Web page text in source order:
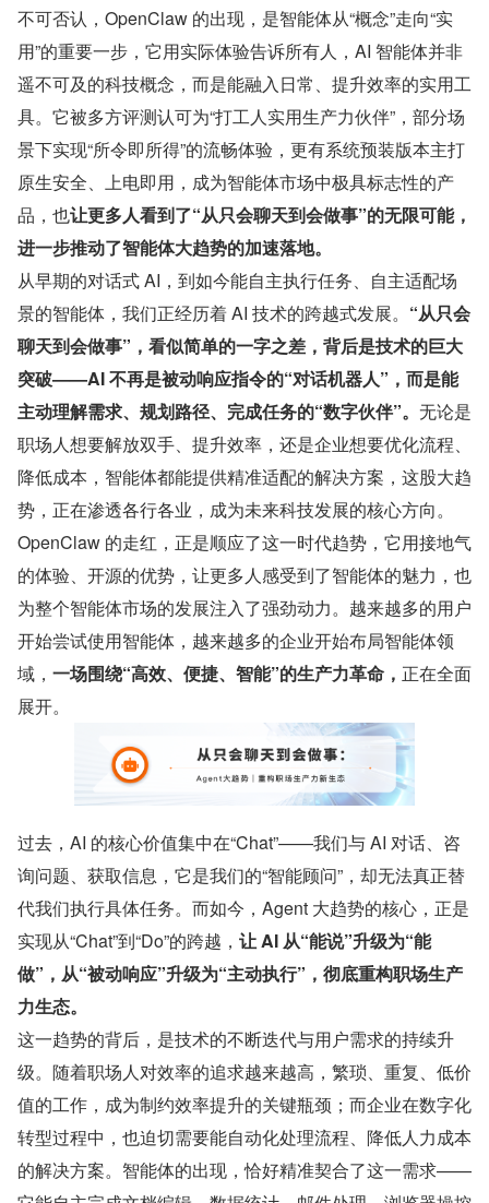
不可否认，OpenClaw 的出现，是智能体从“概念”走向“实
用”的重要一步，它用实际体验告诉所有人，AI 智能体并非
遥不可及的科技概念，而是能融入日常、提升效率的实用工
具。它被多方评测认可为“打工人实用生产力伙伴”，部分场
景下实现“所令即所得”的流畅体验，更有系统预装版本主打
原生安全、上电即用，成为智能体市场中极具标志性的产
品，也让更多人看到了“从只会聊天到会做事”的无限可能，
进一步推动了智能体大趋势的加速落地。
从早期的对话式 AI，到如今能自主执行任务、自主适配场
景的智能体，我们正经历着 AI 技术的跨越式发展。 “从只会
聊天到会做事”，看似简单的一字之差，背后是技术的巨大
突破——AI 不再是被动响应指令的“对话机器人”，而是能
主动理解需求、规划路径、完成任务的“数字伙伴”。 无论是
职场人想要解放双手、提升效率，还是企业想要优化流程、
降低成本，智能体都能提供精准适配的解决方案，这股大趋
势，正在渗透各行各业，成为未来科技发展的核心方向。
OpenClaw 的走红，正是顺应了这一时代趋势，它用接地气
的体验、开源的优势，让更多人感受到了智能体的魅力，也
为整个智能体市场的发展注入了强劲动力。越来越多的用户
开始尝试使用智能体，越来越多的企业开始布局智能体领
域， 一场围绕“高效、便捷、智能”的生产力革命， 正在全面
展开。
过去，AI 的核心价值集中在“Chat”——我们与 AI 对话、咨
询问题、获取信息，它是我们的“智能顾问”，却无法真正替
代我们执行具体任务。而如今，Agent 大趋势的核心，正是
实现从“Chat”到“Do”的跨越， 让 AI 从“能说”升级为“能
做”，从“被动响应”升级为“主动执行”，彻底重构职场生产
力生态。
这一趋势的背后，是技术的不断迭代与用户需求的持续升
级。随着职场人对效率的追求越来越高，繁琐、重复、低价
值的工作，成为制约效率提升的关键瓶颈；而企业在数字化
转型过程中，也迫切需要能自动化处理流程、降低人力成本
的解决方案。智能体的出现，恰好精准契合了这一需求——